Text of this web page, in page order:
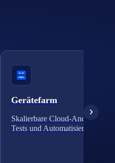
Gerätefarm
Skalierbare Cloud-Android-
Tests und Automatisierung.